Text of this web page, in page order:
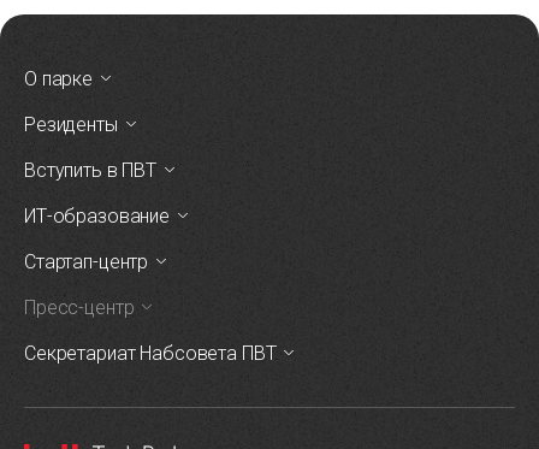
О парке
Резиденты
Вступить в ПВТ
ИТ-образование
Стартап-центр
Пресс-центр
Секретариат Набсовета ПВТ